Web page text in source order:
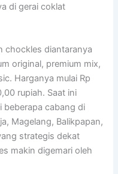
di gerai coklat
chockles diantaranya
original, premium mix,
Harganya mulai Rp
rupiah. Saat ini
beberapa cabang di
Magelang, Balikpapan,
strategis dekat
makin digemari oleh